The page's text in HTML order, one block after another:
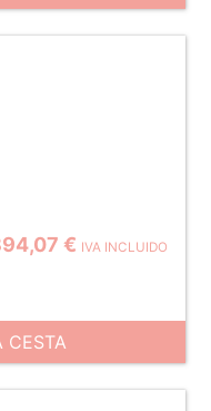
€ IVA INCLUIDO
CESTA